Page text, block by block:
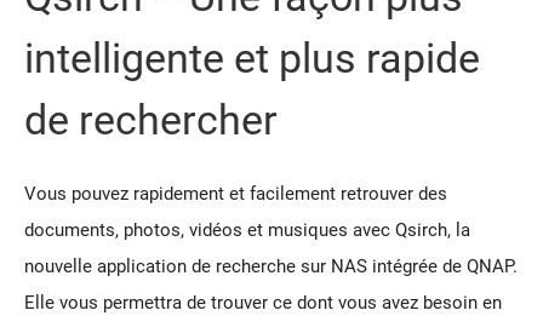
intelligente et plus rapide
de rechercher
Vous pouvez rapidement et facilement retrouver des
documents, photos, vidéos et musiques avec Qsirch, la
nouvelle application de recherche sur NAS intégrée de QNAP.
Elle vous permettra de trouver ce dont vous avez besoin en